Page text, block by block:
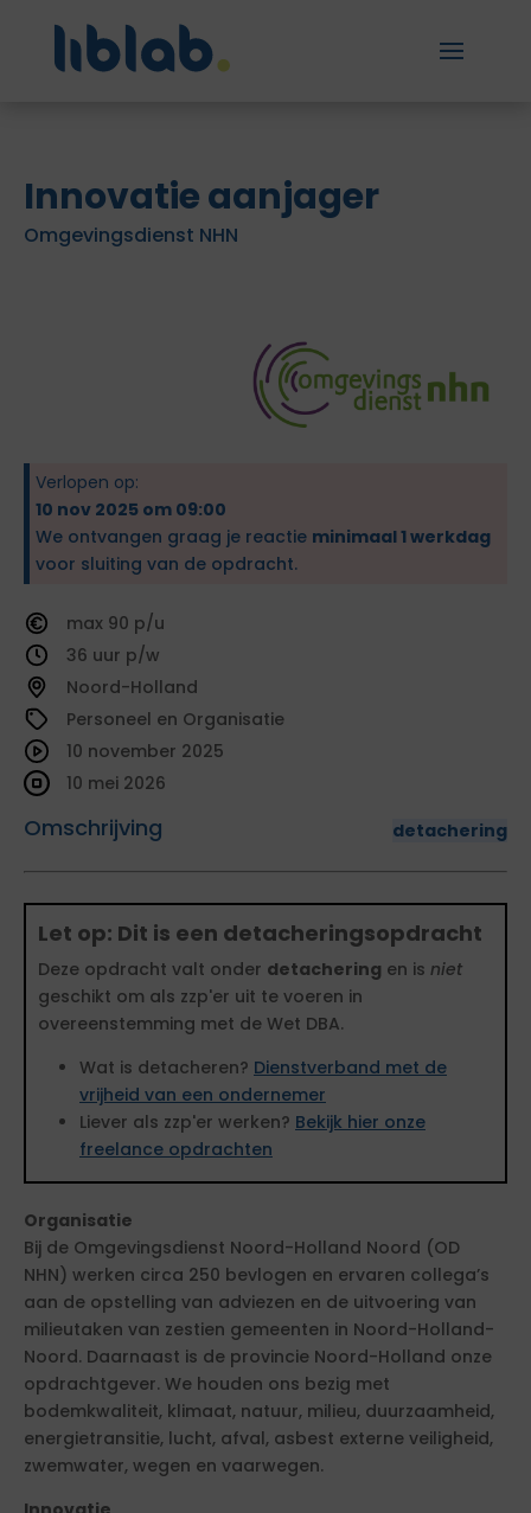
Innovatie aanjager
Omgevingsdienst NHN
Verlopen op:
10 nov 2025 om 09:00
We ontvangen graag je reactie minimaal 1 werkdag
voor sluiting van de opdracht.
90
36
Noord-Holland
Personeel en Organisatie
Omschrijving detachering
10 november 2025
10 mei 2026
Let op: Dit is een detacheringsopdracht
Deze opdracht valt onder detachering en is niet
geschikt om als zzp'er uit te voeren in
overeenstemming met de Wet DBA.
Wat is detacheren? Dienstverband met de
vrijheid van een ondernemer
Liever als zzp'er werken? Bekijk hier onze
freelance opdrachten
Organisatie
Bij de Omgevingsdienst Noord-Holland Noord (OD
NHN) werken circa 250 bevlogen en ervaren collega’s
aan de opstelling van adviezen en de uitvoering van
milieutaken van zestien gemeenten in Noord-Holland-
Noord. Daarnaast is de provincie Noord-Holland onze
opdrachtgever. We houden ons bezig met
bodemkwaliteit, klimaat, natuur, milieu, duurzaamheid,
energietransitie, lucht, afval, asbest externe veiligheid,
zwemwater, wegen en vaarwegen.